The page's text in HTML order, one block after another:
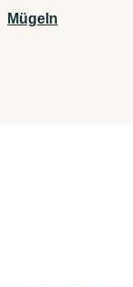
Mügeln